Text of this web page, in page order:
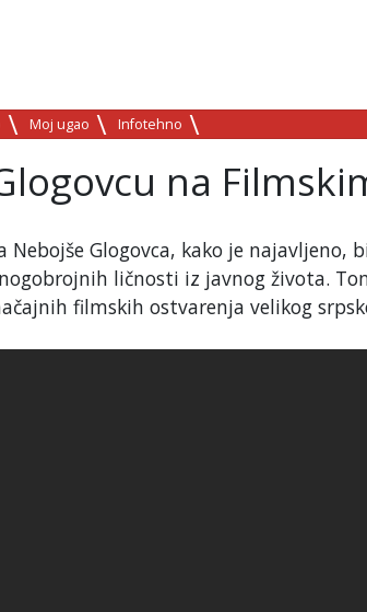
Moj ugao Infotehno
na
Glogovca, kako je najavljeno,
ličnosti iz javnog života.
filmskih ostvarenja velikog